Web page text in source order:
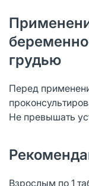
грудью
Перед
Не превышать
Взрослым по 1